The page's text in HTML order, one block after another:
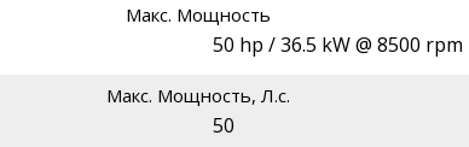
Макс. Мощность
50 hp / 36.5 kW @ 8500 rpm
Макс. Мощность, Л.с.
50